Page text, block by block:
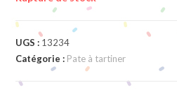
UGS : 13234
Catégorie : Pate à tartiner